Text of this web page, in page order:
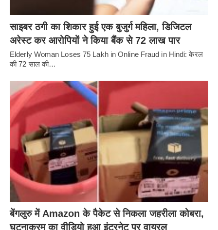
साइबर ठगी का शिकार हुई एक बुजुर्ग महिला, डिजिटल
अरेस्ट कर आरोपियों ने किया बैंक से 72 लाख पार
Elderly Woman Loses 75 Lakh in Online Fraud in Hindi: केरल
की 72 साल की…
बेंगलुरु में Amazon के पैकेट से निकला जहरीला कोबरा,
घटनाक्रम का वीडियो हुआ इंटरनेट पर वायरल